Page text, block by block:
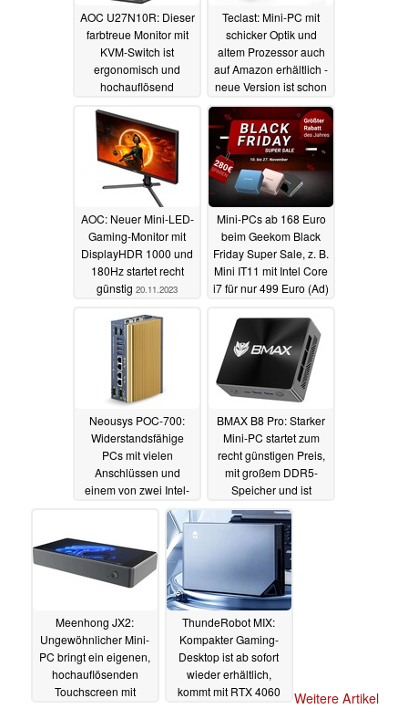
AOC U27N10R: Dieser
farbtreue Monitor mit
KVM-Switch ist
ergonomisch und
hochauflösend
Teclast: Mini-PC mit
schicker Optik und
altem Prozessor auch
auf Amazon erhältlich -
neue Version ist schon
gelistet21.11.2023
AOC: Neuer Mini-LED-
Gaming-Monitor mit
DisplayHDR 1000 und
180Hz startet recht
günstig 20.11.2023
Mini-PCs ab 168 Euro
beim Geekom Black
Friday Super Sale, z. B.
Mini IT11 mit Intel Core
i7 für nur 499 Euro (Ad)
Neousys POC-700:
Widerstandsfähige
PCs mit vielen
Anschlüssen und
einem von zwei Intel-
18.11.2023
BMAX B8 Pro: Starker
Mini-PC startet zum
recht günstigen Preis,
mit großem DDR5-
Speicher und ist
aufrüstbar16.11.2023
Meenhong JX2:
Ungewöhnlicher Mini-
PC bringt ein eigenen,
hochauflösenden
Touchscreen mit
ThundeRobot MIX:
Kompakter Gaming-
Desktop ist ab sofort
wieder erhältlich,
kommt mit RTX 4060
Weitere Artikel